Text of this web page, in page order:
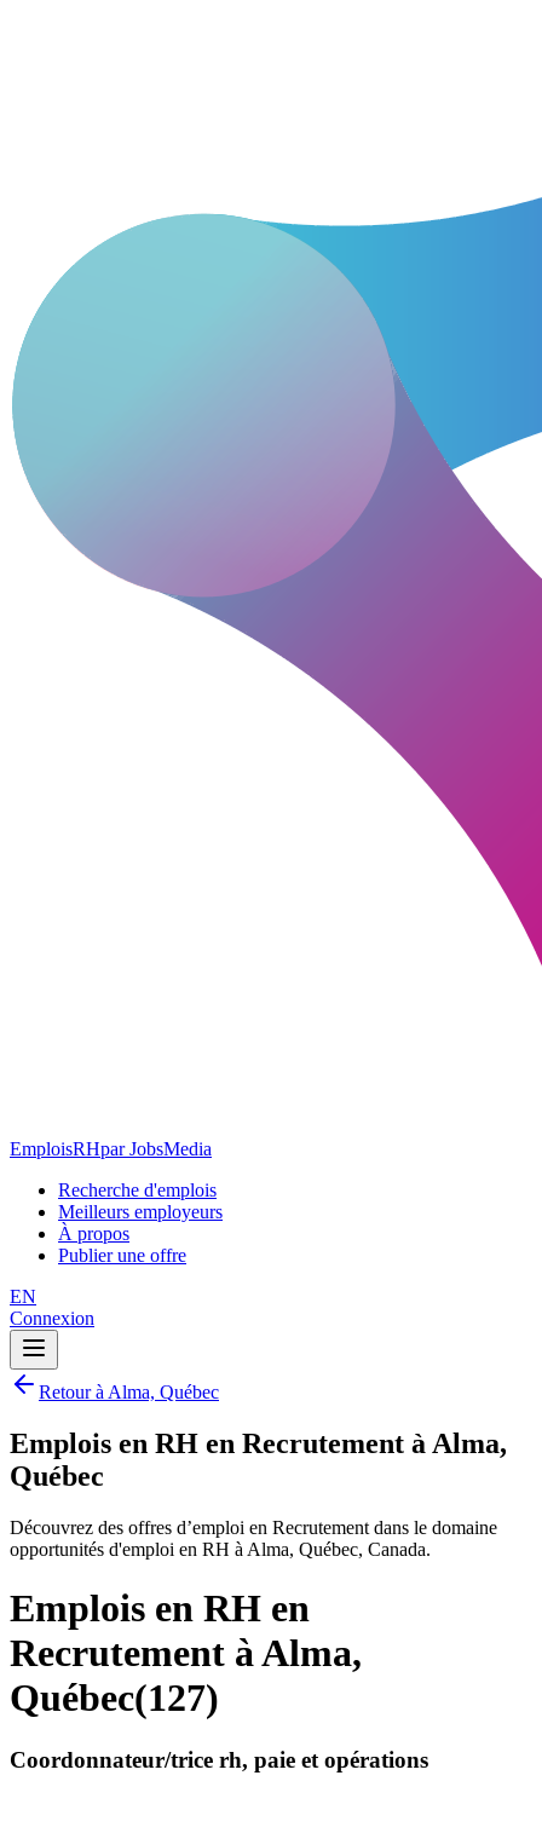
EmploisRHpar JobsMedia
Recherche d'emplois
Meilleurs employeurs
À propos
Publier une offre
EN
Connexion
Retour à Alma, Québec
Emplois en RH en Recrutement à Alma,
Québec
Découvrez des offres d’emploi en Recrutement dans le domaine
opportunités d'emploi en RH à Alma, Québec, Canada.
Emplois en RH en
Recrutement à Alma,
Québec(127)
Coordonnateur/trice rh, paie et opérations